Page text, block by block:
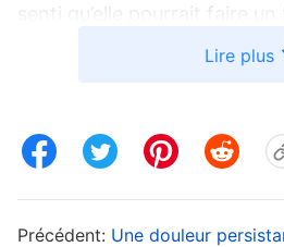
senti qu’elle pourrait faire
fois qu’elle les aurait
disant qu’elle omettait de
même ne pas savoir
Lire plus
Précédent: Une douleur